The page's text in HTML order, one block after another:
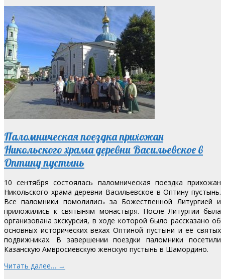
Паломническая поездка прихожан
Никольского храма деревни Васильевское в
Оптину пустынь
10 сентября состоялась паломническая поездка прихожан
Никольского храма деревни Васильевское в Оптину пустынь.
Все паломники помолились за Божественной Литургией и
приложились к святыням монастыря. После Литургии была
организована экскурсия, в ходе которой было рассказано об
основных исторических вехах Оптиной пустыни и её святых
подвижниках. В завершении поездки паломники посетили
Казанскую Амвросиевскую женскую пустынь в Шамордино.
Читать далее… →